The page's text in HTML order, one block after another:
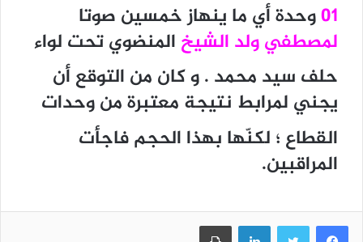
01وحدة أي ما ينهاز خمسين صوتا
لمصطفي ولد الشيخ المنضوي تحت لواء
حلف سيد محمد . و كان من التوقع أن
يجني لمرابط نتيجة معتبرة من وحدات
القطاع ؛ لكنّها بهذا الحجم فاجأت
المراقبين.
فيسبوك تويتر لينكدإن طباعة